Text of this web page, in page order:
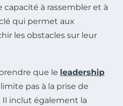
capacité à rassembler et à
qui permet aux
les obstacles sur leur
que le leadership
pas à la prise de
Il inclut également la